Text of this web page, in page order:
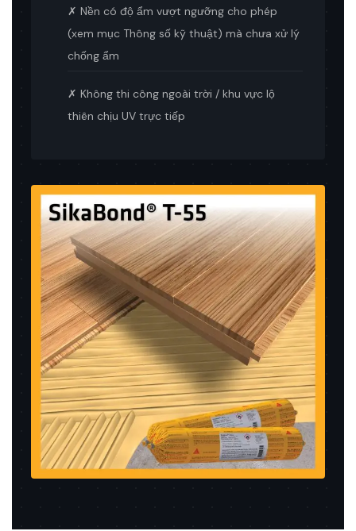
✗ Nền có độ ẩm vượt ngưỡng cho phép
(xem mục Thông số kỹ thuật) mà chưa xử lý
chống ẩm
✗ Không thi công ngoài trời / khu vực lộ
thiên chịu UV trực tiếp